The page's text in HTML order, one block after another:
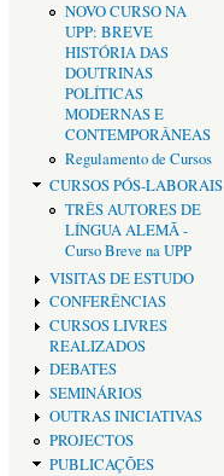
NOVO CURSO NA
UPP: BREVE
HISTÓRIA DAS
DOUTRINAS
POLÍTICAS
MODERNAS E
CONTEMPORÂNEAS
Regulamento de Cursos
CURSOS PÓS-LABORAIS
TRÊS AUTORES DE
LÍNGUA ALEMÃ -
Curso Breve na UPP
VISITAS DE ESTUDO
CONFERÊNCIAS
CURSOS LIVRES
REALIZADOS
DEBATES
SEMINÁRIOS
OUTRAS INICIATIVAS
PROJECTOS
PUBLICAÇÕES